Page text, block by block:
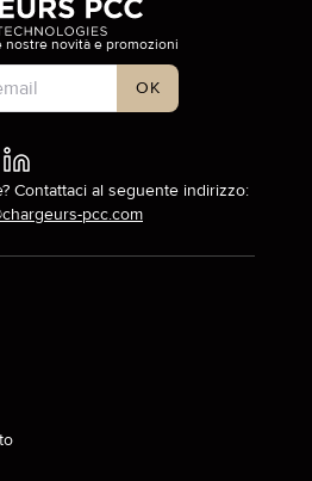
nostre novità e promozioni
OK
Contattaci al seguente indirizzo:
pcc.com